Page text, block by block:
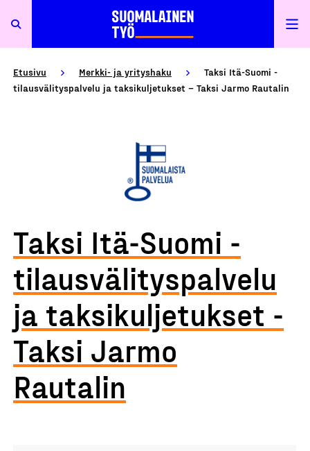
Etusivu Merkki- ja yrityshaku
Taksi Itä-Suomi -
tilausvälityspalvelu ja taksikuljetukset – Taksi Jarmo Rautalin
Taksi Itä-Suomi -
tilausvälityspalvelu
ja taksikuljetukset -
Taksi Jarmo
Rautalin